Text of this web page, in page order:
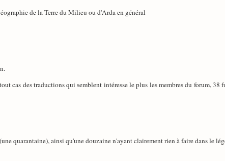
de la Terre du Milieu ou d'Arda en général
cas des traductions qui semblent intéresse le plus les membres du forum, 38
quarantaine), ainsi qu'une douzaine n'ayant clairement rien à faire dans le